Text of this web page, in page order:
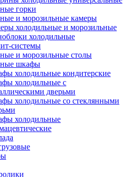
горки
и морозильные камеры
холодильные и морозильные
холодильные
системы
и морозильные столы
шкафы
холодильные кондитерские
холодильные с
дверьми
холодильные со стеклянными
холодильные